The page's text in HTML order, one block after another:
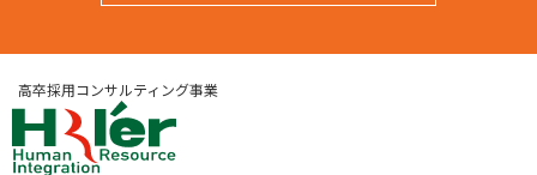
高卒採用コンサルティング事業